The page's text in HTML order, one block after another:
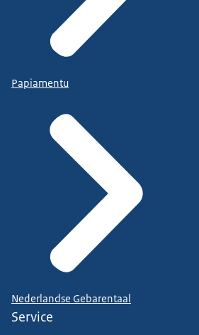
Papiamentu
Nederlandse Gebarentaal
Service